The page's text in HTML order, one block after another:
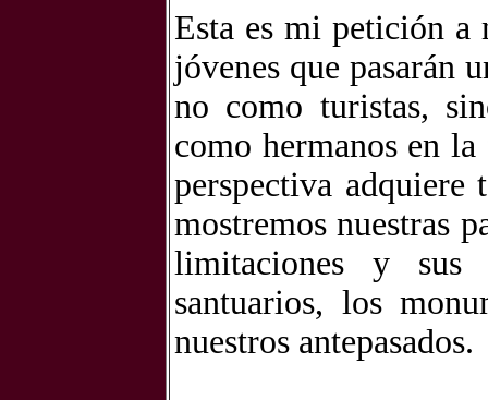
Esta es mi petición a
jóvenes que pasarán
no como turistas,
como hermanos en
perspectiva adquiere
mostremos nuestras
limitaciones y sus
santuarios, los
nuestros antepasados.